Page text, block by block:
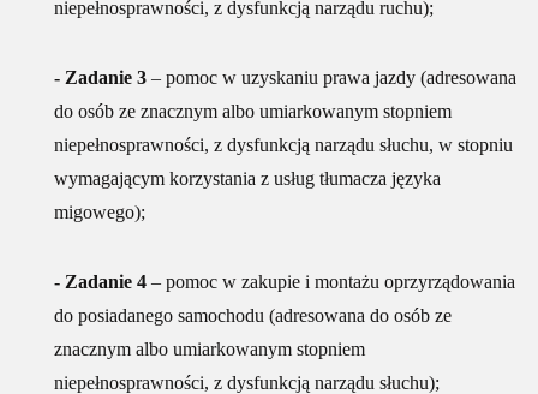
niepełnosprawności, z dysfunkcją narządu ruchu);
- Zadanie 3 – pomoc w uzyskaniu prawa jazdy (adresowana
do osób ze znacznym albo umiarkowanym stopniem
niepełnosprawności, z dysfunkcją narządu słuchu, w stopniu
wymagającym korzystania z usług tłumacza języka
migowego);
- Zadanie 4 – pomoc w zakupie i montażu oprzyrządowania
do posiadanego samochodu (adresowana do osób ze
znacznym albo umiarkowanym stopniem
niepełnosprawności, z dysfunkcją narządu słuchu);